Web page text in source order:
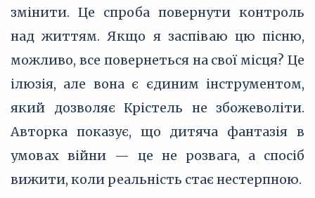
змінити. Це спроба повернути контроль
над життям. Якщо я заспіваю цю пісню,
можливо, все повернеться на свої місця? Це
ілюзія, але вона є єдиним інструментом,
який дозволяє Крістель не збожеволіти.
Авторка показує, що дитяча фантазія в
умовах війни — це не розвага, а спосіб
вижити, коли реальність стає нестерпною.